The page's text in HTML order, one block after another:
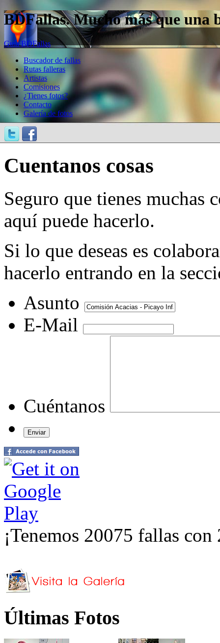
BDFallas. Mucho más que una
Guía BDFallas
Buscador de fallas
Rutas falleras
Artistas
Comisiones
¿Tienes fotos?
Contacto
Galería de fotos
Cuentanos cosas
Seguro que tienes muchas
aquí puede hacerlo.
Si lo que deseas es
hacerlo entrando en la
Asunto
E-Mail
Cuéntanos
¡Tenemos 20075 fallas
Últimas Fotos